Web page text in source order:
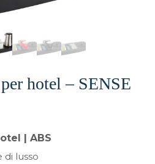
hotel – SENSE
| ABS
di lusso